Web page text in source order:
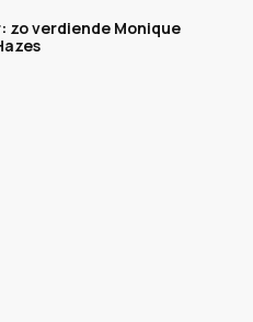
zo verdiende Monique